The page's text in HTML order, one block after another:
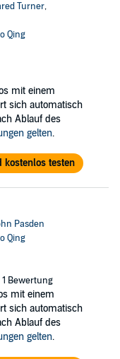
Turner,
Qing
mit einem
sich automatisch
Ablauf des
gelten.
kostenlos testen
Pasden
Qing
1 Bewertung
mit einem
sich automatisch
Ablauf des
gelten.